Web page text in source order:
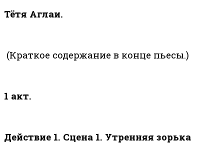
Тётя Аглаи.
(Краткое содержание в конце пьесы.)
1 акт.
Действие 1. Сцена 1. Утренняя зорька